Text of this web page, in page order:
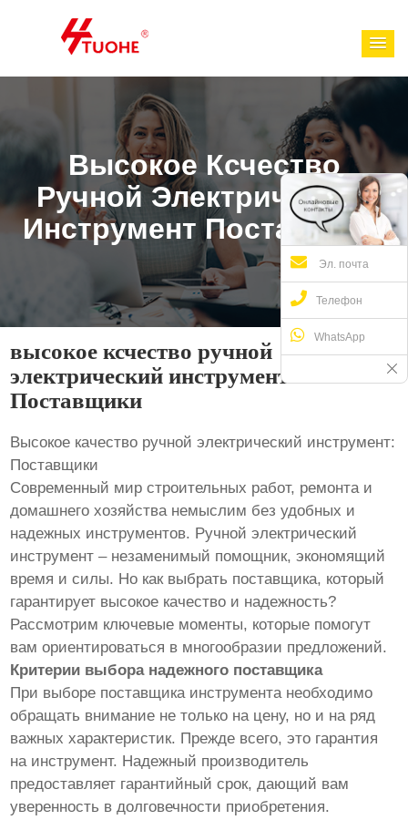
Высокое Ксчество
Ручной Электрический
Инструмент Поставщики
высокое ксчество ручной
электрический инструмент
Поставщики
Высокое качество ручной электрический инструмент:
Поставщики
Современный мир строительных работ, ремонта и
домашнего хозяйства немыслим без удобных и
надежных инструментов. Ручной электрический
инструмент – незаменимый помощник, экономящий
время и силы. Но как выбрать поставщика, который
гарантирует высокое качество и надежность?
Рассмотрим ключевые моменты, которые помогут
вам ориентироваться в многообразии предложений.
Критерии выбора надежного поставщика
При выборе поставщика инструмента необходимо
обращать внимание не только на цену, но и на ряд
важных характеристик. Прежде всего, это гарантия
на инструмент. Надежный производитель
предоставляет гарантийный срок, дающий вам
уверенность в долговечности приобретения.
Эл. почта
Телефон
WhatsApp